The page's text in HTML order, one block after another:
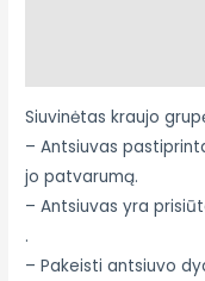
Siuvinėtas kraujo
– Antsiuvas
jo patvarumą.
– Antsiuvas yra
.
– Pakeisti antsiuvo